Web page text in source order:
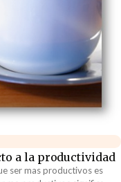
a la productividad
ser mas productivos es